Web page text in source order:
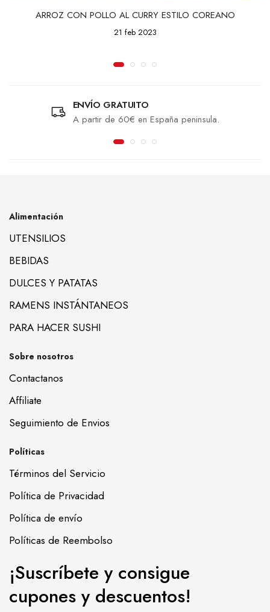
ARROZ CON POLLO AL CURRY ESTILO COREANO
21 feb 2023
ENVÍO GRATUITO
A partir de 60€ en España peninsula.
Alimentación
UTENSILIOS
BEBIDAS
DULCES Y PATATAS
RAMENS INSTÁNTANEOS
PARA HACER SUSHI
Sobre nosotros
Contactanos
Affiliate
Seguimiento de Envios
Políticas
Términos del Servicio
Política de Privacidad
Política de envío
Políticas de Reembolso
¡Suscríbete y consigue
cupones y descuentos!